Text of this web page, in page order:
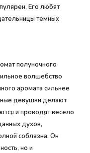
Его любят
темных
полуночного
волшебство
аромата сильнее
девушки делают
и проводят весело
духов,
соблазна. Он
но и